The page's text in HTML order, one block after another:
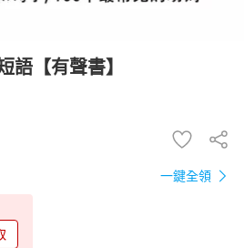
語【有聲書】
一鍵全領